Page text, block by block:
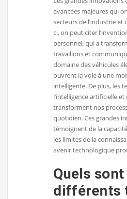
avancées majeures qui
secteurs de l’industrie et
ci, on peut citer
personnel, qui a
travaillons et
domaine des véhicules
ouvrent la voie à une
intelligente. De plus, les
l’intelligence artificielle
transforment nos
quotidien. Ces grandes
témoignent de la
les limites de la
avenir technologique
Quels
différents